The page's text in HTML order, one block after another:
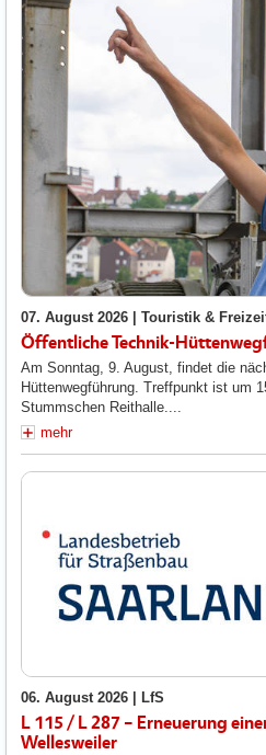
07. August 2026 | Touristik &
Öffentliche Technik-
Am Sonntag, 9. August, findet die
Hüttenwegführung. Treffpunkt ist um
Stummschen Reithalle....
mehr
06. August 2026 | LfS
L 115 / L 287 – Erneuerung
Wellesweiler